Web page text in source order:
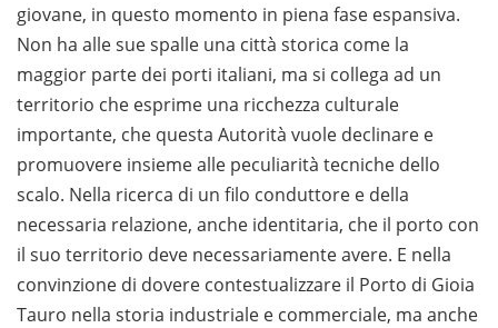
giovane, in questo momento in piena fase espansiva.
Non ha alle sue spalle una città storica come la
maggior parte dei porti italiani, ma si collega ad un
territorio che esprime una ricchezza culturale
importante, che questa Autorità vuole declinare e
promuovere insieme alle peculiarità tecniche dello
scalo. Nella ricerca di un filo conduttore e della
necessaria relazione, anche identitaria, che il porto con
il suo territorio deve necessariamente avere. E nella
convinzione di dovere contestualizzare il Porto di Gioia
Tauro nella storia industriale e commerciale, ma anche